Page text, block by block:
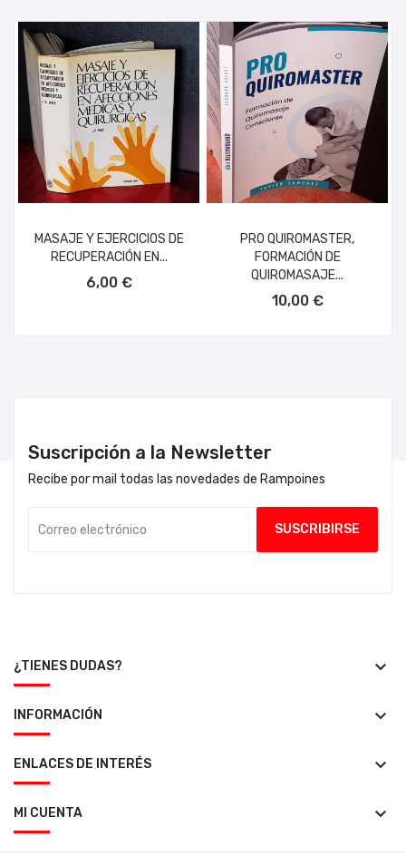
MASAJE Y EJERCICIOS DE
RECUPERACIÓN EN...
6,00 €
PRO QUIROMASTER,
FORMACIÓN DE
QUIROMASAJE...
10,00 €
Suscripción a la Newsletter
Recibe por mail todas las novedades de Rampoines
¿TIENES DUDAS? keyboard_arrow_down
INFORMACIÓN keyboard_arrow_down
ENLACES DE INTERÉS keyboard_arrow_down
MI CUENTA keyboard_arrow_down